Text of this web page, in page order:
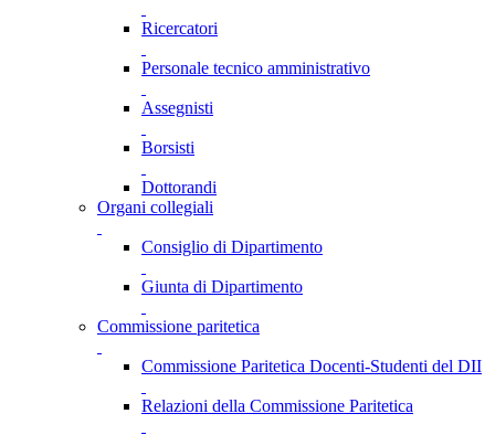
Ricercatori
Personale tecnico amministrativo
Assegnisti
Borsisti
Dottorandi
Organi collegiali
Consiglio di Dipartimento
Giunta di Dipartimento
Commissione paritetica
Commissione Paritetica Docenti-Studenti del DII
Relazioni della Commissione Paritetica